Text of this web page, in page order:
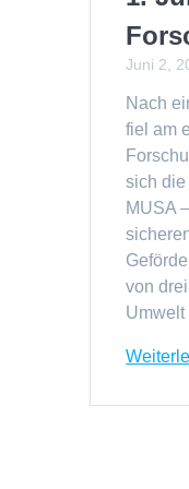
Juni 2,
Nach
fiel am
sich die
MUSA
von